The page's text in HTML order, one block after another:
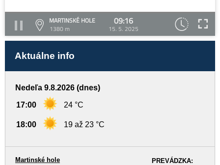
MARTINSKÉ HOLE
1380 m
09:16
15. 5. 2025
Aktuálne info
Nedeľa 9.8.2026 (dnes)
17:00 24 °C
18:00 19 až 23 °C
PREVÁDZKA:
Martinské hole